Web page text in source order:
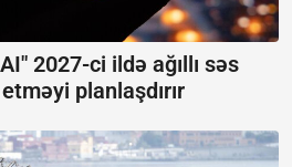
2027-ci ildə ağıllı səs
planlaşdırır